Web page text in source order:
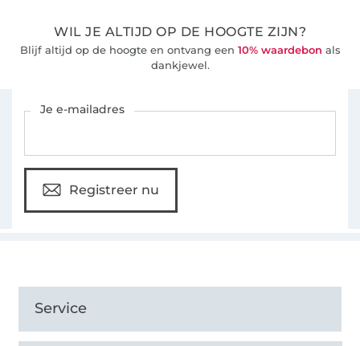
WIL JE ALTIJD OP DE HOOGTE ZIJN?
Blijf altijd op de hoogte en ontvang een 10% waardebon als
dankjewel.
Je e-mailadres
Registreer nu
Service